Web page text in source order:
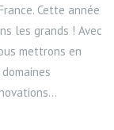
Cette année
les grands ! Avec
mettrons en